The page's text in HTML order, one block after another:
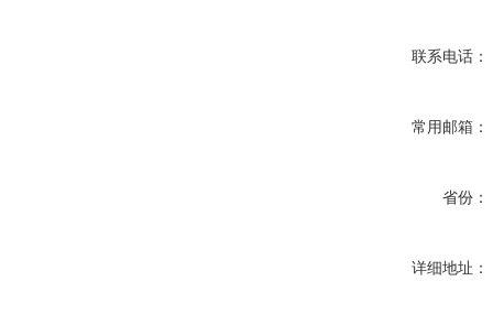
联系电话：
常用邮箱：
省份：
详细地址：